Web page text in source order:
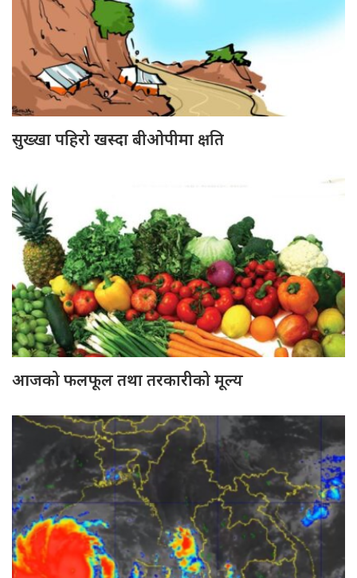
सुख्खा पहिरो खस्दा बीओपीमा क्षति
आजको फलफूल तथा तरकारीको मूल्य